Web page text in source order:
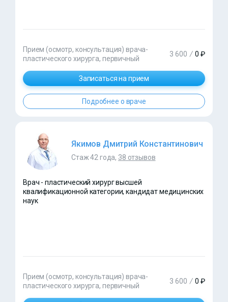
Прием (осмотр, консультация) врача-
пластического хирурга, первичный
3 600 / 0 ₽
Записаться на прием
Подробнее о враче
Якимов Дмитрий Константинович
Стаж 42 года, 38 отзывов
Врач - пластический хирург высшей
квалификационной категории, кандидат медицинских
наук
Прием (осмотр, консультация) врача-
пластического хирурга, первичный
3 600 / 0 ₽